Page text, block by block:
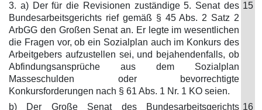
3. a) Der für die Revisionen zuständige 5. Senat des
Bundesarbeitsgerichts rief gemäß § 45 Abs. 2 Satz 2
ArbGG den Großen Senat an. Er legte im wesentlichen
die Fragen vor, ob ein Sozialplan auch im Konkurs des
Arbeitgebers aufzustellen sei, und bejahendenfalls, ob
Abfindungsansprüche aus dem Sozialplan
Masseschulden oder bevorrechtigte
Konkursforderungen nach § 61 Abs. 1 Nr. 1 KO seien.
15
b) Der Große Senat des Bundesarbeitsgerichts 16